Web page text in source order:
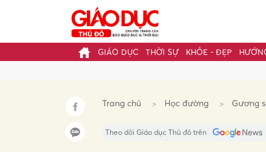
GIÁO DỤC THỜI SỰ KHỎE - ĐẸP
Trang chủ Học đường Gương
Theo dõi Giáo dục Thủ đô trên